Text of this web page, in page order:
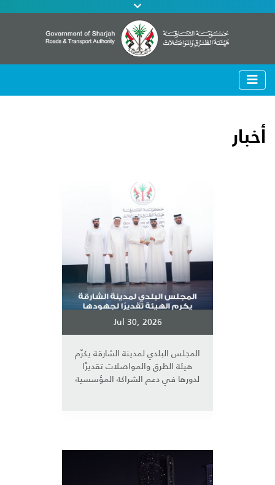
أخبار
Jul 30, 2026
المجلس البلدي لمدينة الشارقة يكرّم
هيئة الطرق والمواصلات تقديرًا
لدورها في دعم الشراكة المؤسسية